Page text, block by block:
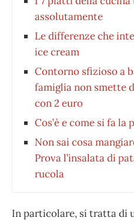
assolutamente
Le differenze che
ice cream
Contorno sfizioso a
famiglia non smette
con 2 euro
Cos’è e come si fa
Non sai cosa
Prova l’insalata di
rucola
In particolare, si tratta di